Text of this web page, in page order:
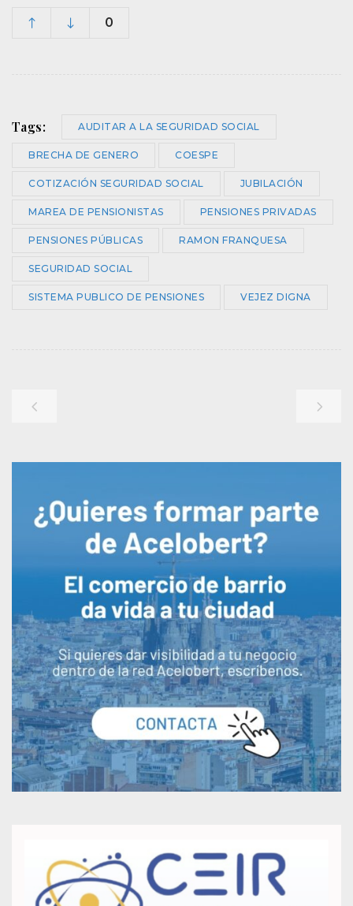
0
Tags: AUDITAR A LA SEGURIDAD SOCIAL
BRECHA DE GENERO COESPE
COTIZACIÓN SEGURIDAD SOCIAL JUBILACIÓN
MAREA DE PENSIONISTAS PENSIONES PRIVADAS
PENSIONES PÚBLICAS RAMON FRANQUESA
SEGURIDAD SOCIAL
SISTEMA PUBLICO DE PENSIONES VEJEZ DIGNA